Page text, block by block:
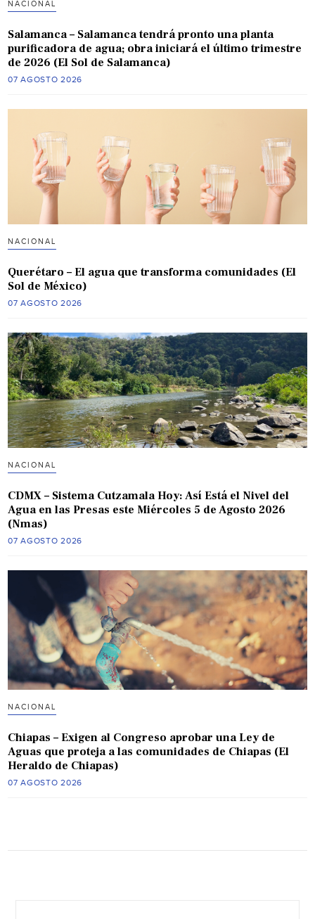
NACIONAL
Salamanca – Salamanca tendrá pronto una planta
purificadora de agua; obra iniciará el último trimestre
de 2026 (El Sol de Salamanca)
07 AGOSTO 2026
NACIONAL
Querétaro – El agua que transforma comunidades (El
Sol de México)
07 AGOSTO 2026
NACIONAL
CDMX – Sistema Cutzamala Hoy: Así Está el Nivel del
Agua en las Presas este Miércoles 5 de Agosto 2026
(Nmas)
07 AGOSTO 2026
NACIONAL
Chiapas – Exigen al Congreso aprobar una Ley de
Aguas que proteja a las comunidades de Chiapas (El
Heraldo de Chiapas)
07 AGOSTO 2026